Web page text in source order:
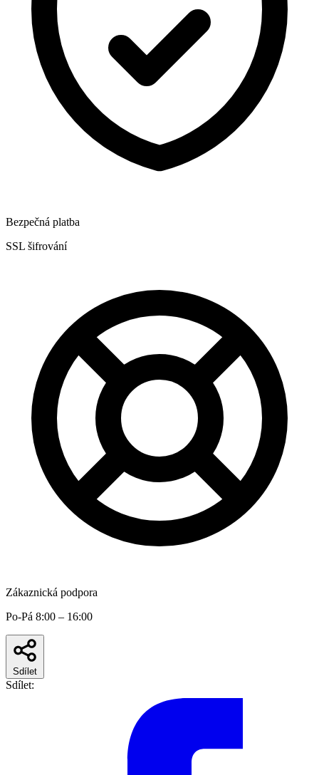
Bezpečná platba
SSL šifrování
Zákaznická podpora
Po-Pá 8:00 – 16:00
Sdílet
Sdílet: